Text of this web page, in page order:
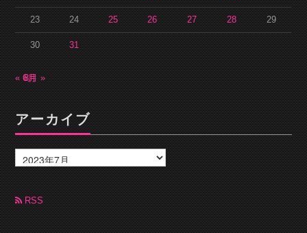
23 24 25 26 27 28 29
30 31
« 6月8月 »
アーカイブ
ー
カ
ブ RSS